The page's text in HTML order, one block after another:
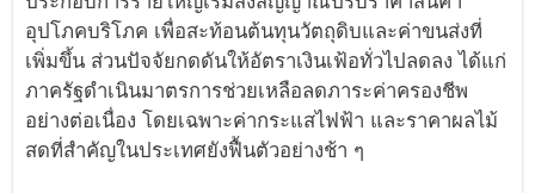
อุปโภคบริโภค เพื่อสะท้อนต้นทุนวัตถุดิบและค่าขนส่งที่
เพิ่มขึ้น ส่วนปัจจัยกดดันให้อัตราเงินเฟ้อทั่วไปลดลง ได้แก่
ภาครัฐดำเนินมาตรการช่วยเหลือลดภาระค่าครองชีพ
อย่างต่อเนื่อง โดยเฉพาะค่ากระแสไฟฟ้า และราคาผลไม้
สดที่สำคัญในประเทศยังฟื้นตัวอย่างช้า ๆ